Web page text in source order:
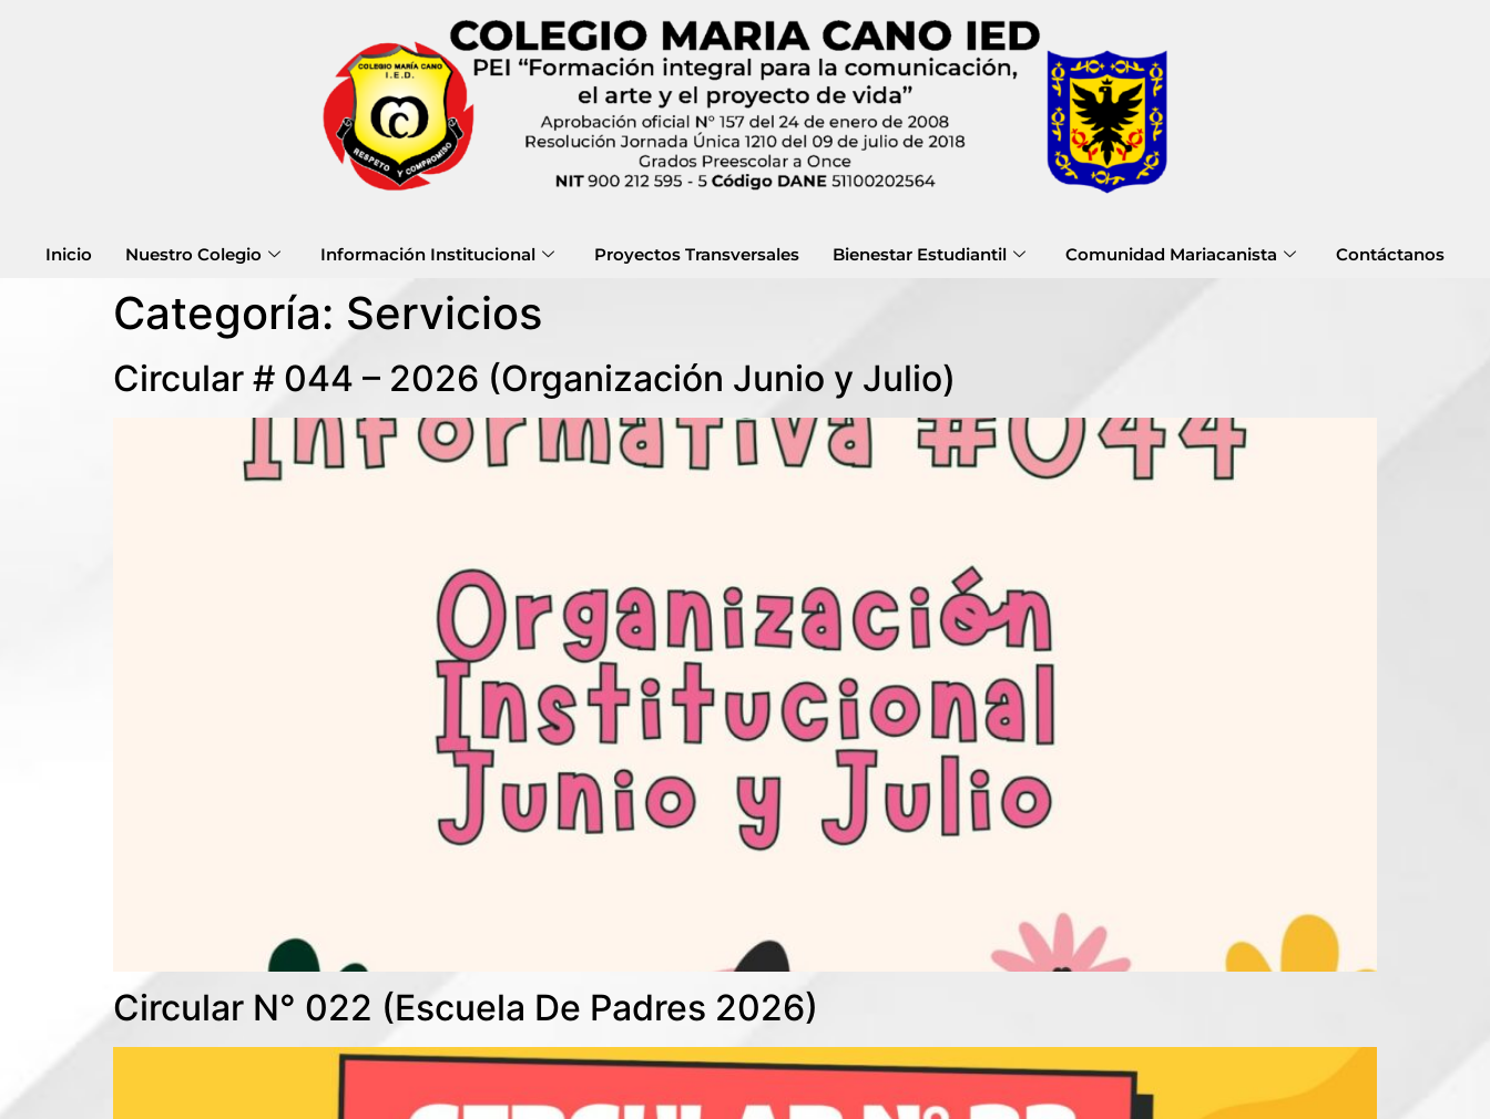
Inicio Nuestro Colegio Información Institucional Proyectos Transversales Bienestar Estudiantil Comunidad Mariacanista Contáctanos
Categoría: Servicios
Circular # 044 – 2026 (Organización Junio y Julio)
Circular N° 022 (Escuela De Padres 2026)